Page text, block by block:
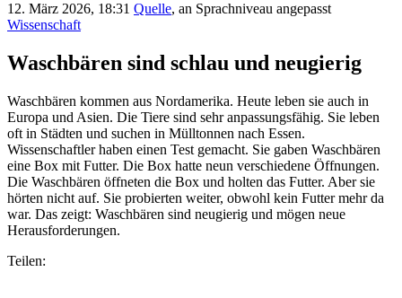
12. März 2026, 18:31 Quelle, an Sprachniveau angepasst
Wissenschaft
Waschbären sind schlau und neugierig
Waschbären kommen aus Nordamerika. Heute leben sie auch in
Europa und Asien. Die Tiere sind sehr anpassungsfähig. Sie leben
oft in Städten und suchen in Mülltonnen nach Essen.
Wissenschaftler haben einen Test gemacht. Sie gaben Waschbären
eine Box mit Futter. Die Box hatte neun verschiedene Öffnungen.
Die Waschbären öffneten die Box und holten das Futter. Aber sie
hörten nicht auf. Sie probierten weiter, obwohl kein Futter mehr da
war. Das zeigt: Waschbären sind neugierig und mögen neue
Herausforderungen.
Teilen: